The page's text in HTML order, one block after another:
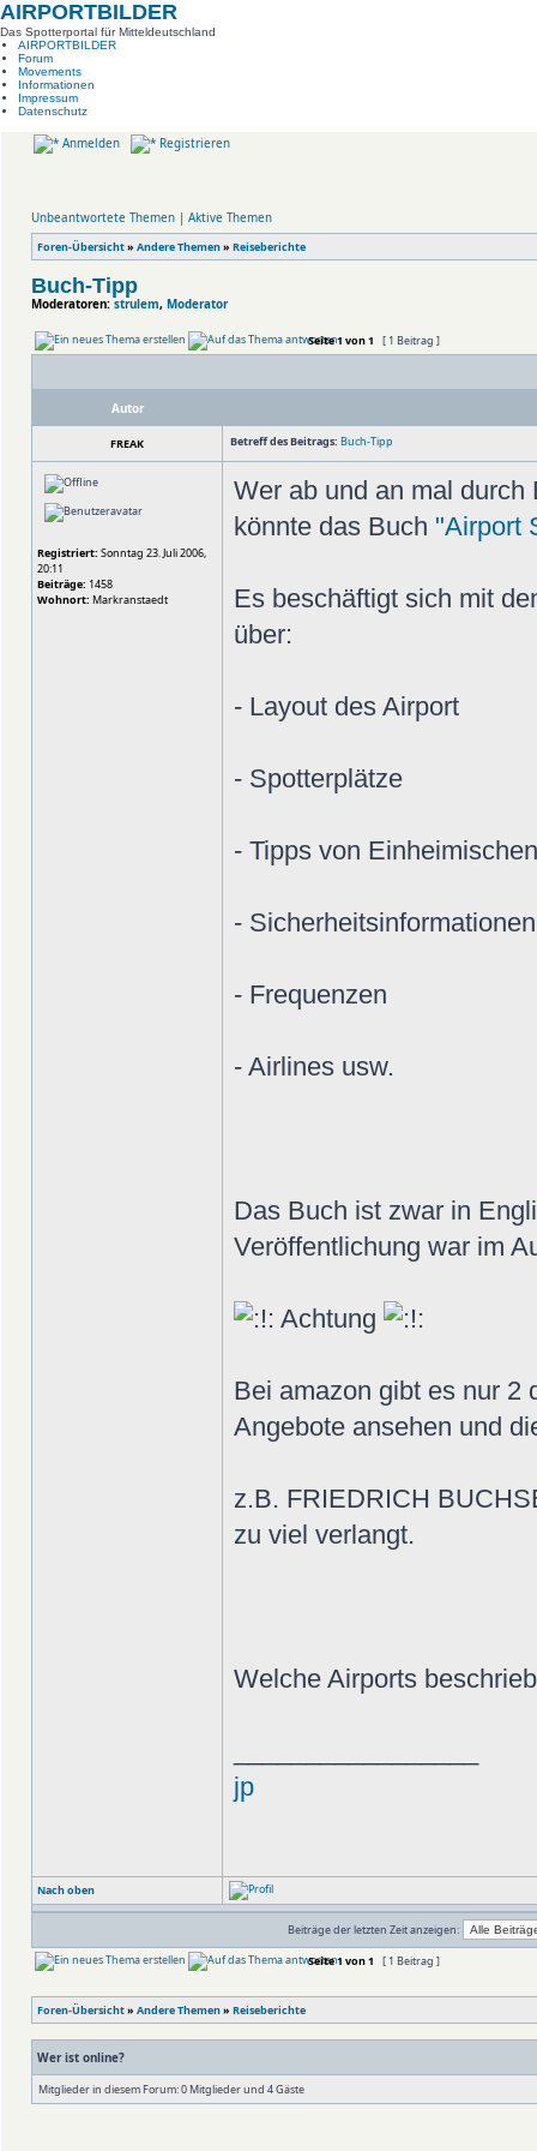
AIRPORTBILDER
Das Spotterportal für Mitteldeutschland
AIRPORTBILDER
Forum
Movements
Informationen
Impressum
Datenschutz
Anmelden Registrieren
Unbeantwortete Themen | Aktive Themen
Foren-Übersicht» Andere Themen» Reiseberichte
Buch-Tipp
Moderatoren: strulem, Moderator
Seite1 von1 [ 1 Beitrag ]
Autor
FREAK Betreff des Beitrags: Buch-Tipp
Registriert: Sonntag 23. Juli 2006,
20:11
Beiträge: 1458
Wohnort: Markranstaedt
Wer ab und an mal
könnte das Buch "Airport
Es beschäftigt sich mit
über:
- Layout des Airport
- Spotterplätze
- Tipps von Einheimischen
- Sicherheitsinformationen
- Frequenzen
- Airlines usw.
Das Buch ist zwar in
Veröffentlichung war im
Achtung
Bei amazon gibt es nur 2
Angebote ansehen und
z.B. FRIEDRICH
zu viel verlangt.
Welche Airports
jp
Nach oben
Beiträge der letzten Zeit anzeigen:
Seite1 von1 [ 1 Beitrag ]
Foren-Übersicht» Andere Themen» Reiseberichte
Wer ist online?
Mitglieder in diesem Forum: 0 Mitglieder und 4 Gäste